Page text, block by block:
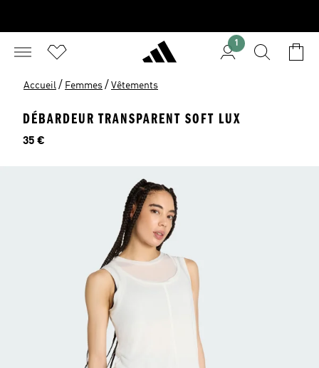
1
Accueil / Femmes / Vêtements
DÉBARDEUR TRANSPARENT SOFT LUX
Prix
35 €